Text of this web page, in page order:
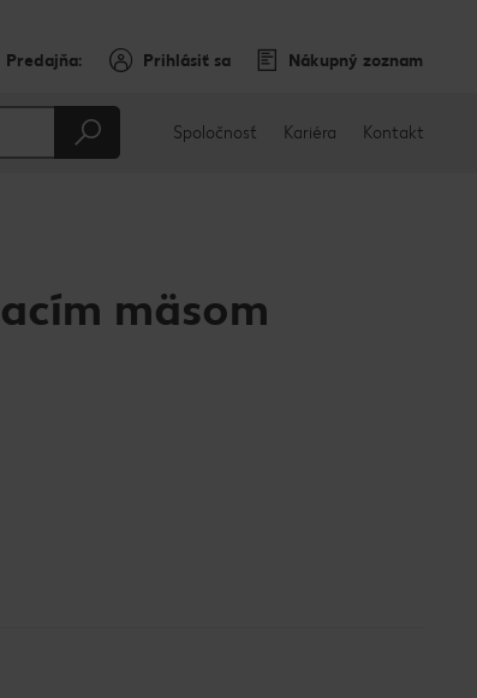
Predajňa: Prihlásiť sa Nákupný zoznam
Spoločnosť Kariéra Kontakt
mäsom